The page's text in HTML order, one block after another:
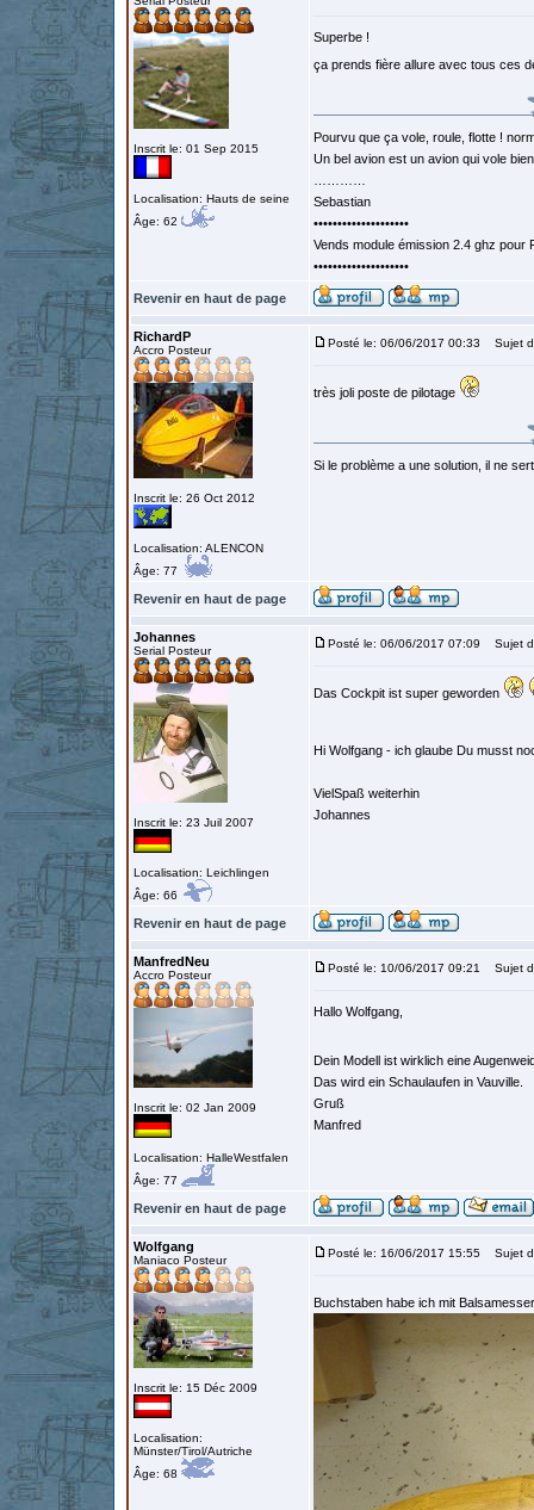
Inscrit le: 01 Sep 2015
Localisation: Hauts de seine
Âge: 62
Superbe !
ça prends fière allure avec tous ces
Pourvu que ça vole, roule, flotte !
Un bel avion est un avion qui vole
Sebastian
••••••••••••••••••••
Vends module émission 2.4 ghz
••••••••••••••••••••
Revenir en haut de page
RichardP
Accro Posteur
Inscrit le: 26 Oct 2012
Localisation: ALENCON
Âge: 77
Posté le: 06/06/2017 00:33 Sujet
très joli poste de pilotage
Si le problème a une solution, il ne
Revenir en haut de page
Johannes
Serial Posteur
Inscrit le: 23 Juil 2007
Localisation: Leichlingen
Âge: 66
Posté le: 06/06/2017 07:09 Sujet
Das Cockpit ist super geworden
Hi Wolfgang - ich glaube Du musst
VielSpaß weiterhin
Johannes
Revenir en haut de page
ManfredNeu
Accro Posteur
Inscrit le: 02 Jan 2009
Localisation: HalleWestfalen
Âge: 77
Posté le: 10/06/2017 09:21 Sujet
Hallo Wolfgang,
Dein Modell ist wirklich eine
Das wird ein Schaulaufen in Vauville.
Gruß
Manfred
Revenir en haut de page
Wolfgang
Maniaco Posteur
Inscrit le: 15 Déc 2009
Localisation:
Münster/Tirol/Autriche
Âge: 68
Posté le: 16/06/2017 15:55 Sujet
Buchstaben habe ich mit